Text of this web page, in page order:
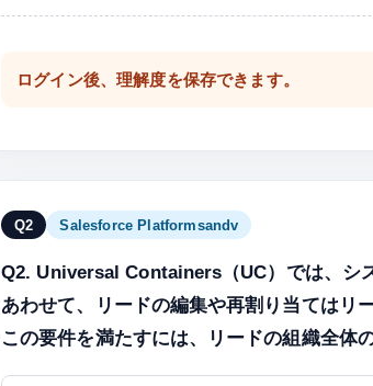
ログイン後、理解度を保存できます。
Q2 Salesforce Platformsandv
Q2. Universal Containers（UC）では、シ
あわせて、リードの編集や再割り当てはリ
この要件を満たすには、リードの組織全体